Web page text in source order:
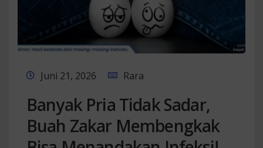
Juni 21, 2026 Rara
Banyak Pria Tidak Sadar,
Buah Zakar Membengkak